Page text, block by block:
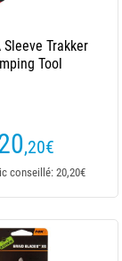
Sleeve Trakker
Tool
,20€
conseillé: 20,20€